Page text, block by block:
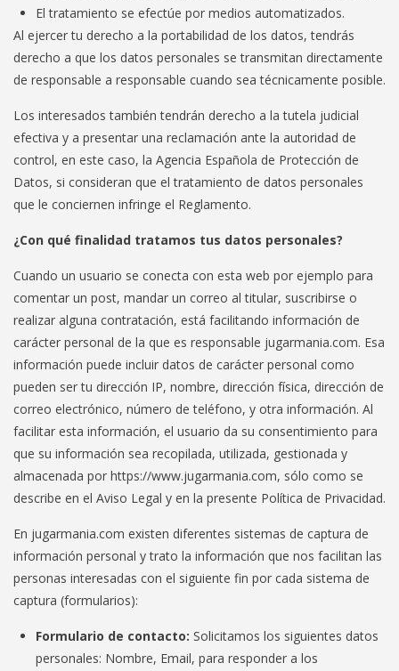
El tratamiento se efectúe por medios automatizados.
Al ejercer tu derecho a la portabilidad de los datos, tendrás
derecho a que los datos personales se transmitan directamente
de responsable a responsable cuando sea técnicamente posible.
Los interesados también tendrán derecho a la tutela judicial
efectiva y a presentar una reclamación ante la autoridad de
control, en este caso, la Agencia Española de Protección de
Datos, si consideran que el tratamiento de datos personales
que le conciernen infringe el Reglamento.
¿Con qué finalidad tratamos tus datos personales?
Cuando un usuario se conecta con esta web por ejemplo para
comentar un post, mandar un correo al titular, suscribirse o
realizar alguna contratación, está facilitando información de
carácter personal de la que es responsable jugarmania.com. Esa
información puede incluir datos de carácter personal como
pueden ser tu dirección IP, nombre, dirección física, dirección de
correo electrónico, número de teléfono, y otra información. Al
facilitar esta información, el usuario da su consentimiento para
que su información sea recopilada, utilizada, gestionada y
almacenada por https://www.jugarmania.com, sólo como se
describe en el Aviso Legal y en la presente Política de Privacidad.
En jugarmania.com existen diferentes sistemas de captura de
información personal y trato la información que nos facilitan las
personas interesadas con el siguiente fin por cada sistema de
captura (formularios):
Formulario de contacto: Solicitamos los siguientes datos
personales: Nombre, Email, para responder a los